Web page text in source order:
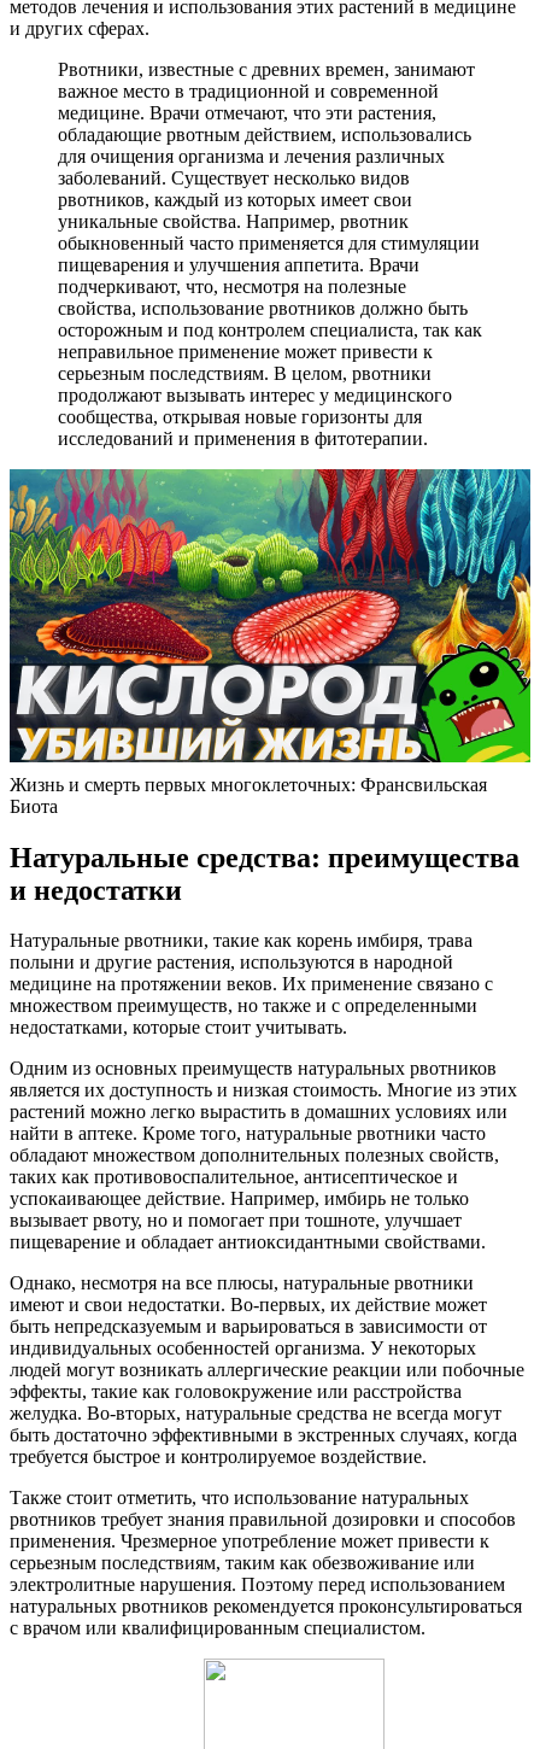
методов лечения и использования этих растений в медицине
и других сферах.
Рвотники, известные с древних времен, занимают
важное место в традиционной и современной
медицине. Врачи отмечают, что эти растения,
обладающие рвотным действием, использовались
для очищения организма и лечения различных
заболеваний. Существует несколько видов
рвотников, каждый из которых имеет свои
уникальные свойства. Например, рвотник
обыкновенный часто применяется для стимуляции
пищеварения и улучшения аппетита. Врачи
подчеркивают, что, несмотря на полезные
свойства, использование рвотников должно быть
осторожным и под контролем специалиста, так как
неправильное применение может привести к
серьезным последствиям. В целом, рвотники
продолжают вызывать интерес у медицинского
сообщества, открывая новые горизонты для
исследований и применения в фитотерапии.
Жизнь и смерть первых многоклеточных: Франсвильская
Биота
Натуральные средства: преимущества
и недостатки
Натуральные рвотники, такие как корень имбиря, трава
полыни и другие растения, используются в народной
медицине на протяжении веков. Их применение связано с
множеством преимуществ, но также и с определенными
недостатками, которые стоит учитывать.
Одним из основных преимуществ натуральных рвотников
является их доступность и низкая стоимость. Многие из этих
растений можно легко вырастить в домашних условиях или
найти в аптеке. Кроме того, натуральные рвотники часто
обладают множеством дополнительных полезных свойств,
таких как противовоспалительное, антисептическое и
успокаивающее действие. Например, имбирь не только
вызывает рвоту, но и помогает при тошноте, улучшает
пищеварение и обладает антиоксидантными свойствами.
Однако, несмотря на все плюсы, натуральные рвотники
имеют и свои недостатки. Во-первых, их действие может
быть непредсказуемым и варьироваться в зависимости от
индивидуальных особенностей организма. У некоторых
людей могут возникать аллергические реакции или побочные
эффекты, такие как головокружение или расстройства
желудка. Во-вторых, натуральные средства не всегда могут
быть достаточно эффективными в экстренных случаях, когда
требуется быстрое и контролируемое воздействие.
Также стоит отметить, что использование натуральных
рвотников требует знания правильной дозировки и способов
применения. Чрезмерное употребление может привести к
серьезным последствиям, таким как обезвоживание или
электролитные нарушения. Поэтому перед использованием
натуральных рвотников рекомендуется проконсультироваться
с врачом или квалифицированным специалистом.